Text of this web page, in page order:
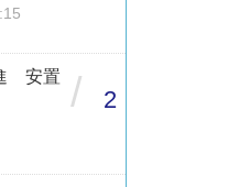
安置
/ 2